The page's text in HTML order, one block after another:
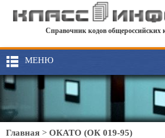
Справочник кодов общероссийских
МЕНЮ
Главная > ОКАТО (ОК 019-95)